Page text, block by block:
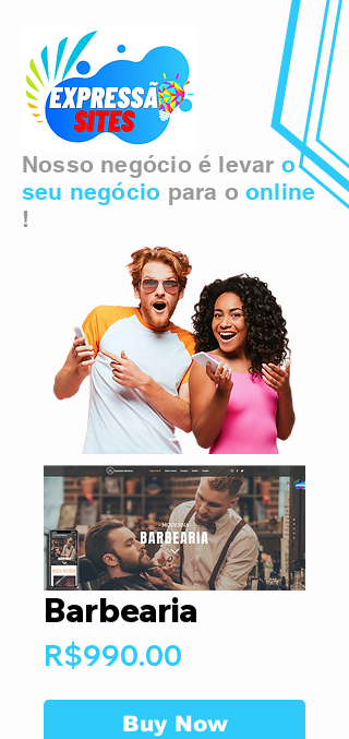
Nosso negócio é levar o
seu negócio para o online
!
Barbearia
R$990.00
Buy Now